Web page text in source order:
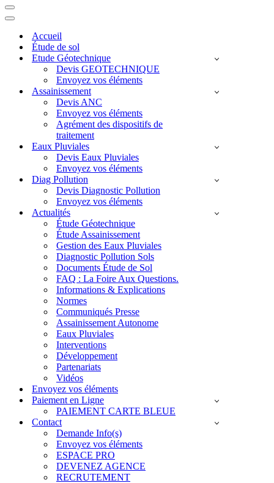
Menu
de
Menu
navigationAccueil
Étude de sol
Etude Géotechnique
Devis GEOTECHNIQUE
Envoyez vos éléments
Assainissement
Devis ANC
Envoyez vos éléments
Agrément des dispositifs de
traitement
Eaux Pluviales
Devis Eaux Pluviales
Envoyez vos éléments
Diag Pollution
Devis Diagnostic Pollution
Envoyez vos éléments
Actualités
Étude Géotechnique
Étude Assainissement
Gestion des Eaux Pluviales
Diagnostic Pollution Sols
Documents Étude de Sol
FAQ : La Foire Aux Questions.
Informations & Explications
Normes
Communiqués Presse
Assainissement Autonome
Eaux Pluviales
Interventions
Développement
Partenariats
Vidéos
Envoyez vos éléments
Paiement en Ligne
PAIEMENT CARTE BLEUE
Contact
Demande Info(s)
Envoyez vos éléments
ESPACE PRO
DEVENEZ AGENCE
RECRUTEMENT